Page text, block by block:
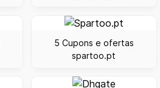
5 Cupons e ofertas
spartoo.pt